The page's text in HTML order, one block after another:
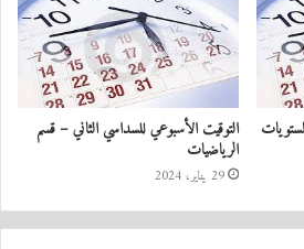
التوقيت الأسبوعي للسداسي الثاني – قسم
الرياضيات
29 يناير، 2024